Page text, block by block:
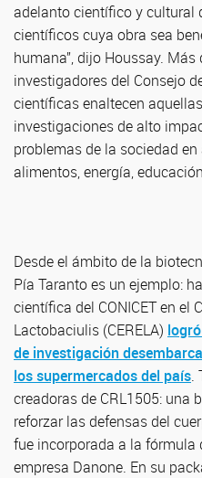
adelanto científico y cultural
científicos cuya obra sea
humana”, dijo Houssay.
investigadores del Consejo
científicas enaltecen
investigaciones de alto
problemas de la sociedad
alimentos, energía,
Desde el ámbito de la
Pía Taranto es un ejemplo:
científica del CONICET en el
Lactobaciulis (CERELA)
de investigación
los supermercados del país.
creadoras de CRL1505: una
reforzar las defensas del
fue incorporada a la fórmula
empresa Danone. En su